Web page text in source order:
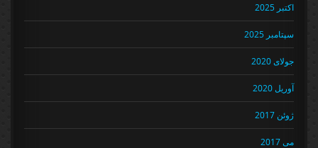
اکتبر 2025
سپتامبر 2025
جولای 2020
آوریل 2020
ژوئن 2017
می 2017